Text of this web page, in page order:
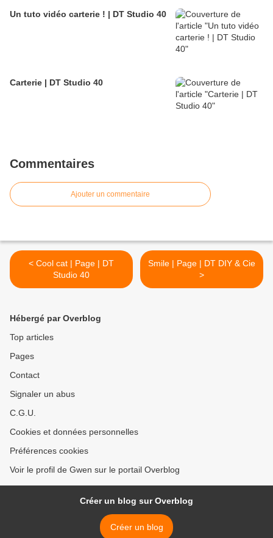
Un tuto vidéo carterie ! | DT Studio 40
Carterie | DT Studio 40
Commentaires
Ajouter un commentaire
< Cool cat | Page | DT
Studio 40
Smile | Page | DT DIY & Cie
>
Hébergé par Overblog
Top articles
Pages
Contact
Signaler un abus
C.G.U.
Cookies et données personnelles
Préférences cookies
Voir le profil de Gwen sur le portail Overblog
Créer un blog sur Overblog
Créer un blog